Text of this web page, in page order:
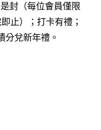
封（每位會員僅限
止）；打卡有禮；
分兌新年禮。